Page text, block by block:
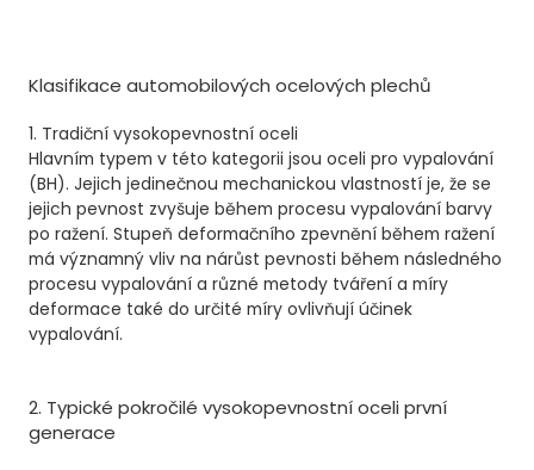
Klasifikace automobilových ocelových plechů
1. Tradiční vysokopevnostní oceli
Hlavním typem v této kategorii jsou oceli pro vypalování
(BH). Jejich jedinečnou mechanickou vlastností je, že se
jejich pevnost zvyšuje během procesu vypalování barvy
po ražení. Stupeň deformačního zpevnění během ražení
má významný vliv na nárůst pevnosti během následného
procesu vypalování a různé metody tváření a míry
deformace také do určité míry ovlivňují účinek
vypalování.
2. Typické pokročilé vysokopevnostní oceli první
generace